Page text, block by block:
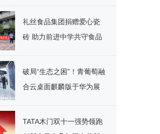
礼丝食品集团捐赠爱心瓷
砖 助力前进中学共守食品
破局“生态之困”！青葡萄融
合云桌面麒麟版于华为展
办公新纪元
TATA木门双十一强势领跑